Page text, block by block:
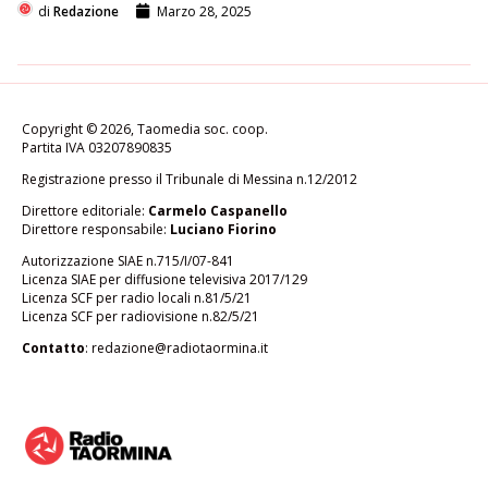
di Redazione Marzo 28, 2025
Copyright © 2026, Taomedia soc. coop.
Partita IVA 03207890835
Registrazione presso il Tribunale di Messina n.12/2012
Direttore editoriale: Carmelo Caspanello
Direttore responsabile: Luciano Fiorino
Autorizzazione SIAE n.715/I/07-841
Licenza SIAE per diffusione televisiva 2017/129
Licenza SCF per radio locali n.81/5/21
Licenza SCF per radiovisione n.82/5/21
Contatto: redazione@radiotaormina.it